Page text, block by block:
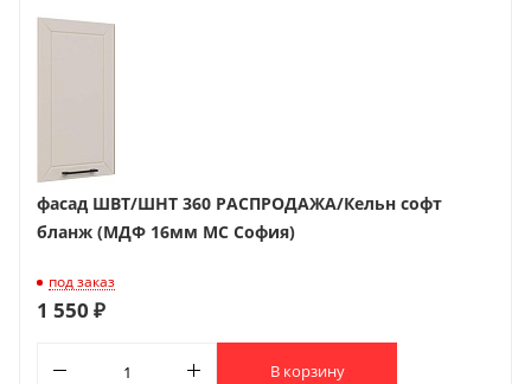
фасад ШВТ/ШНТ 360 РАСПРОДАЖА/Кельн софт
бланж (МДФ 16мм МС София)
под заказ
1 550 ₽
В корзину